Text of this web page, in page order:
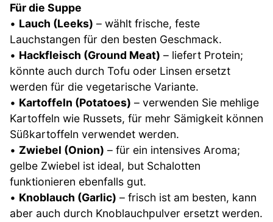
Für die Suppe
• Lauch (Leeks) – wählt frische, feste
Lauchstangen für den besten Geschmack.
• Hackfleisch (Ground Meat) – liefert Protein;
könnte auch durch Tofu oder Linsen ersetzt
werden für die vegetarische Variante.
• Kartoffeln (Potatoes) – verwenden Sie mehlige
Kartoffeln wie Russets, für mehr Sämigkeit können
Süßkartoffeln verwendet werden.
• Zwiebel (Onion) – für ein intensives Aroma;
gelbe Zwiebel ist ideal, but Schalotten
funktionieren ebenfalls gut.
• Knoblauch (Garlic) – frisch ist am besten, kann
aber auch durch Knoblauchpulver ersetzt werden.